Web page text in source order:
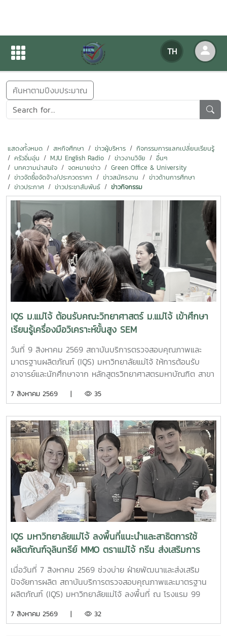
TH
ข่าวสารกิจกรรม
ค้นหาตามปีงบประมาณ
แสดงทั้งหมด สหกิจศึกษา ข่าวผู้บริหาร
กิจกรรมการแลกเปลี่ยนเรียนรู้
ครัวอิ่มอุ่น
MJU English Radio ข่าวงานวิจัย
อื่นๆ
บทความน่าสนใจ
จดหมายข่าว
Green Office & University
ข่าวจัดซื้อจัดจ้าง/ประกวดราคา
ข่าวสมัครงาน
ข่าวด้านการศึกษา
ข่าวประกาศ
ข่าวประชาสัมพันธ์ ข่าวกิจกรรม
IQS ม.แม่โจ้ ต้อนรับคณะวิทยาศาสตร์ ม.แม่โจ้ เข้าศึกษา
เรียนรู้เครื่องมือวิเคราะห์ขั้นสูง SEM
วันที่ 9 สิงหาคม 2569 สถาบันบริการตรวจสอบคุณภาพและ
มาตรฐานผลิตภัณฑ์ (IQS) มหาวิทยาลัยแม่โจ้ ให้การต้อนรับ
อาจารย์และนักศึกษาจาก หลักสูตรวิทยาศาสตรมหาบัณฑิต สาขา
นวัตกรรมวัสดุ คณะวิทยาศาสตร์ มหาวิทยาลัยแม่โจ้ จำนวน 19
กล้องจุลทรรศน์อิเล็กตรอนแบบส่องกราด (Scanning Electron
Microscope: SEM) ณ ห้องปฏิบัติการของสถาบันฯการเข้า
ศึกษาเรียนรู้ครั้งนี้เป็นส่วนหนึ่งของการเรียนการสอน รายวิชา
10307319 ปฏิบัติการการวิเคราะห์ลักษณะเฉพาะของวัสดุ โดยมี
ผู้ช่วยศาสตราจารย์ ดร.สุภาพ ดาวทอง เป็นอาจารย์ผู้ประสาน
งานรายวิชา พร้อมนำนักศึกษาจำนวน 18 คน เข้าร่วมกิจกรรมผู้
เข้าร่วมได้เรียนรู้หลักการทำงานของเครื่อง SEM พร้อมรับฟังคำ
แนะนำและการสาธิต ตั้งแต่ การเตรียมตัวอย่าง ขั้นตอนการ
ทำงาน การใช้เครื่องมือ ตลอดจนการวิเคราะห์ภาพและผลจาก
เครื่อง SEM เพื่อเสริมสร้างความรู้และประสบการณ์ด้านการ
วิเคราะห์ลักษณะเฉพาะของวัสดุ และให้นักศึกษาสามารถนำความรู้
จากการปฏิบัติจริงไปประยุกต์ใช้ในการเรียนและการวิจัยด้าน
นวัตกรรมวัสดุต่อไป
7 สิงหาคม 2569 | 35
IQS มหาวิทยาลัยแม่โจ้ ลงพื้นที่แนะนำและสาธิตการใช้
ผลิตภัณฑ์จุลินทรีย์ MMO ตราแม่โจ้ กรีน ส่งเสริมการ
จัดการสิ่งแวดล้อมสำหรับธุรกิจโรงแรม
เมื่อวันที่ 7 สิงหาคม 2569 ช่วงบ่าย ฝ่ายพัฒนาและส่งเสริม
ปัจจัยการผลิต สถาบันบริการตรวจสอบคุณภาพและมาตรฐาน
ผลิตภัณฑ์ (IQS) มหาวิทยาลัยแม่โจ้ ลงพื้นที่ ณ โรงแรม 99
ผลิตภัณฑ์ และสาธิตแนวทางการใช้ ผลิตภัณฑ์จุลินทรีย์ MMO
7 สิงหาคม 2569 | 32